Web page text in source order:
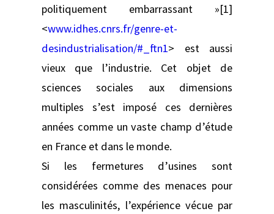
politiquement embarrassant »[1]
<www.idhes.cnrs.fr/genre-et-
desindustrialisation/#_ftn1> est aussi
vieux que l’industrie. Cet objet de
sciences sociales aux dimensions
multiples s’est imposé ces dernières
années comme un vaste champ d’étude
en France et dans le monde.
Si les fermetures d’usines sont
considérées comme des menaces pour
les masculinités, l’expérience vécue par